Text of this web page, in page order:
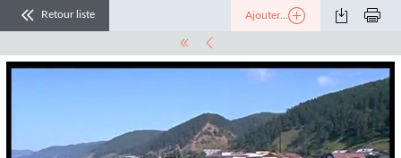
Retour liste Ajouter...